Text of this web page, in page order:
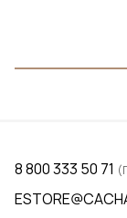
8 800 333 50 71